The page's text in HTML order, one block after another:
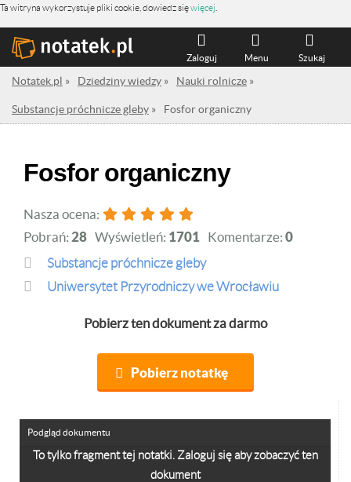
Ta witryna wykorzystuje pliki cookie, dowiedz sięwięcej
Szukaj
Menu
Zaloguj
Notatek.pl » Dziedziny wiedzy » Nauki rolnicze »
Substancje próchnicze gleby » Fosfor organiczny
Fosfor organiczny
Nasza ocena:
Pobrań: 28 Wyświetleń: 1701 Komentarze: 0
Substancje próchnicze gleby
Uniwersytet Przyrodniczy we Wrocławiu
Pobierz ten dokument za darmo
Pobierz notatkę
To tylko fragment tej notatki. Zaloguj się aby zobaczyć ten
dokument
Podgląd dokumentu